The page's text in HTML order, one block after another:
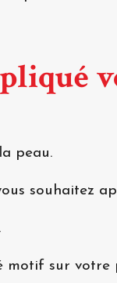
peau.
souhaitez
motif sur votre